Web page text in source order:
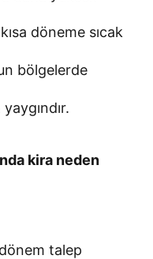
döneme sıcak
bölgelerde
kira neden
talep